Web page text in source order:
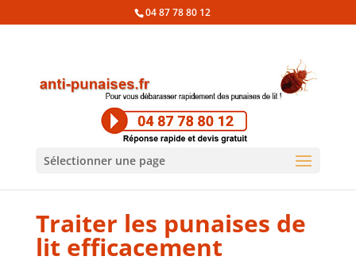
04 87 78 80 12
Sélectionner une page
Traiter les punaises de
lit efficacement